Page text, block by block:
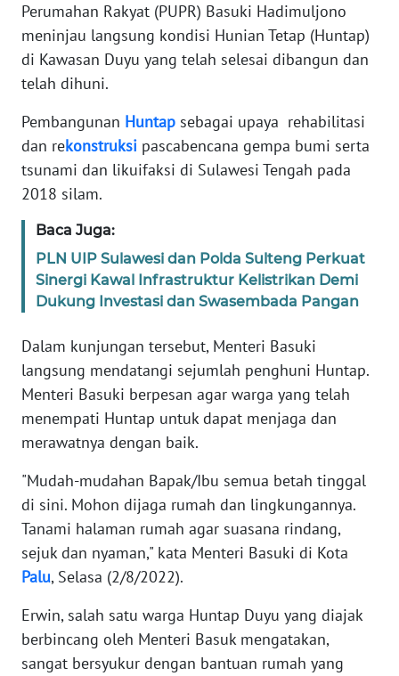
Perumahan Rakyat (PUPR) Basuki Hadimuljono
meninjau langsung kondisi Hunian Tetap (Huntap)
di Kawasan Duyu yang telah selesai dibangun dan
telah dihuni.
Pembangunan Huntap sebagai upaya rehabilitasi
dan rekonstruksi pascabencana gempa bumi serta
tsunami dan likuifaksi di Sulawesi Tengah pada
2018 silam.
Baca Juga:
PLN UIP Sulawesi dan Polda Sulteng Perkuat
Sinergi Kawal Infrastruktur Kelistrikan Demi
Dukung Investasi dan Swasembada Pangan
Dalam kunjungan tersebut, Menteri Basuki
langsung mendatangi sejumlah penghuni Huntap.
Menteri Basuki berpesan agar warga yang telah
menempati Huntap untuk dapat menjaga dan
merawatnya dengan baik.
"Mudah-mudahan Bapak/Ibu semua betah tinggal
di sini. Mohon dijaga rumah dan lingkungannya.
Tanami halaman rumah agar suasana rindang,
sejuk dan nyaman," kata Menteri Basuki di Kota
Palu, Selasa (2/8/2022).
Erwin, salah satu warga Huntap Duyu yang diajak
berbincang oleh Menteri Basuk mengatakan,
sangat bersyukur dengan bantuan rumah yang
WAHANA
SELEB
PERSONA
WAHANA
OTOMOTIF
WAHANA
HEALTH
WAHANA
WISATA
MAWAKA
MARTABAT
NET
FORJASIDA
TAMBANG
JURNAL
MARITIM